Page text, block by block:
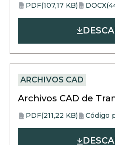
PDF PDF(107,17 KB)
opens
in
DOCXDOCX
opens
in
a
ARCHIVOS CAD
Archivos CAD de
PDF PDF(211,22 KB)
opens
in
Código postal
Código
opens
in
a